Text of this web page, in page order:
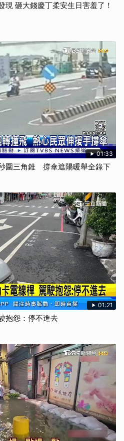
現 砸大錢慶丁柔安生日害羞了！
01:33
圍三角錐 撐傘遮陽暖舉全錄下
01:21
抱怨：停不進去